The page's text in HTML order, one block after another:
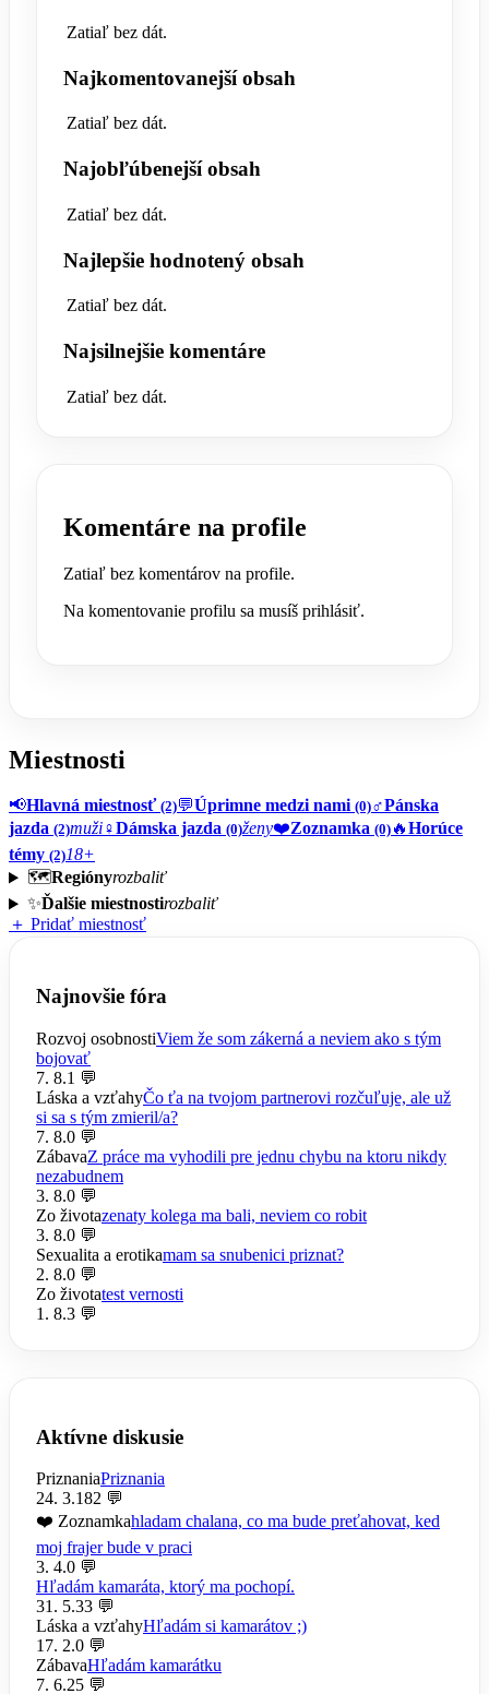
Zatiaľ bez dát.
Najkomentovanejší obsah
Zatiaľ bez dát.
Najobľúbenejší obsah
Zatiaľ bez dát.
Najlepšie hodnotený obsah
Zatiaľ bez dát.
Najsilnejšie komentáre
Zatiaľ bez dát.
Komentáre na profile
Zatiaľ bez komentárov na profile.
Na komentovanie profilu sa musíš prihlásiť.
Miestnosti
📢Hlavná miestnosť (2)💬Úprimne medzi nami (0)♂️Pánska
jazda (2)muži♀️Dámska jazda (0)ženy❤️Zoznamka (0) 🔥Horúce
témy (2)18+
🗺️Regiónyrozbaliť
✨Ďalšie miestnostirozbaliť
＋ Pridať miestnosť
Najnovšie fóra
Rozvoj osobnostiViem že som zákerná a neviem ako s tým
bojovať
7. 8.1 💬
Láska a vzťahyČo ťa na tvojom partnerovi rozčuľuje, ale už
si sa s tým zmieril/a?
7. 8.0 💬
ZábavaZ práce ma vyhodili pre jednu chybu na ktoru nikdy
nezabudnem
3. 8.0 💬
Zo životazenaty kolega ma bali, neviem co robit
3. 8.0 💬
Sexualita a erotikamam sa snubenici priznat?
2. 8.0 💬
Zo životatest vernosti
1. 8.3 💬
Aktívne diskusie
PriznaniaPriznania
24. 3.182 💬
❤️ Zoznamkahladam chalana, co ma bude preťahovat, ked
moj frajer bude v praci
3. 4.0 💬
Hľadám kamaráta, ktorý ma pochopí.
31. 5.33 💬
Láska a vzťahyHľadám si kamarátov ;)
17. 2.0 💬
ZábavaHľadám kamarátku
7. 6.25 💬